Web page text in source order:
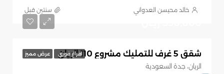
خالد محيسن العدواني ‏سنتين قبل
افراغ فوري عرض مميز شقق 5 غرف للتمليك مشروع 110 الريان
الريان، جدة السعودية